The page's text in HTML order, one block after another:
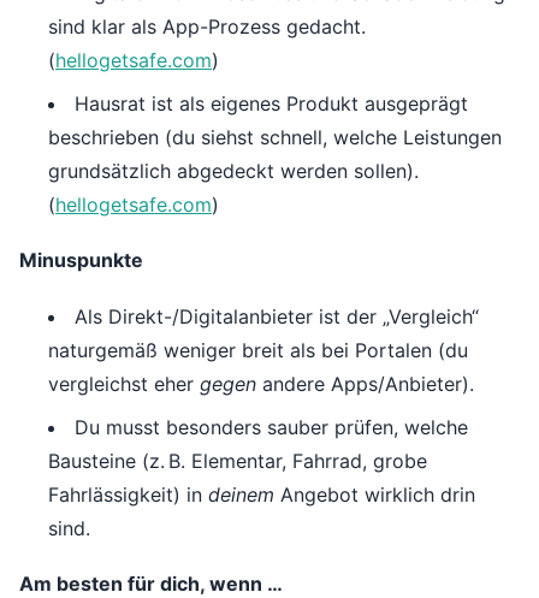
sind klar als App-Prozess gedacht.
(hellogetsafe.com)
Hausrat ist als eigenes Produkt ausgeprägt
beschrieben (du siehst schnell, welche Leistungen
grundsätzlich abgedeckt werden sollen).
(hellogetsafe.com)
Minuspunkte
Als Direkt-/Digitalanbieter ist der „Vergleich“
naturgemäß weniger breit als bei Portalen (du
vergleichst eher gegen andere Apps/Anbieter).
Du musst besonders sauber prüfen, welche
Bausteine (z. B. Elementar, Fahrrad, grobe
Fahrlässigkeit) in deinem Angebot wirklich drin
sind.
Am besten für dich, wenn …